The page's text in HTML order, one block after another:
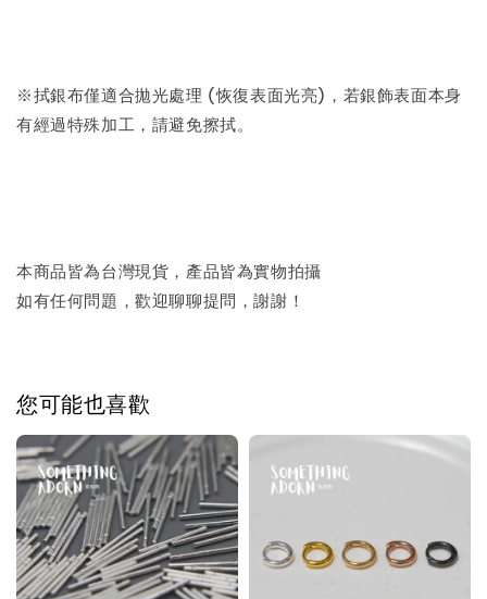
※拭銀布僅適合拋光處理 (恢復表面光亮)，若銀飾表面本身
有經過特殊加工，請避免擦拭。
本商品皆為台灣現貨，產品皆為實物拍攝
如有任何問題，歡迎聊聊提問，謝謝！
您可能也喜歡